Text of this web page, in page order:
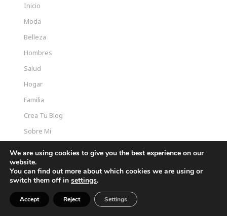
Inicio
Moda
Belleza
Hombres
Salud
Hogar
Familia
Crea Tu Blog
Sobre Mi
CONTENIDO RECIENTES
15 Cortes Bob que Rejuvenecen al Instante: Ideas
We are using cookies to give you the best experience on our
website.
You can find out more about which cookies we are using or
switch them off in settings.
Accept Reject Settings